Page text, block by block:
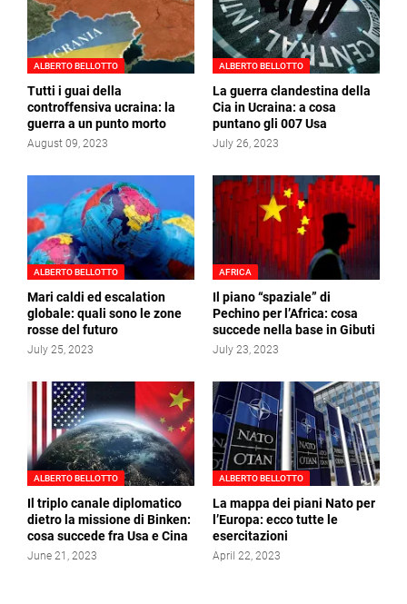
ALBERTO BELLOTTO
Tutti i guai della
controffensiva ucraina: la
guerra a un punto morto
August 09, 2023
ALBERTO BELLOTTO
La guerra clandestina della
Cia in Ucraina: a cosa
puntano gli 007 Usa
July 26, 2023
ALBERTO BELLOTTO
Mari caldi ed escalation
globale: quali sono le zone
rosse del futuro
July 25, 2023
AFRICA
Il piano “spaziale” di
Pechino per l’Africa: cosa
succede nella base in Gibuti
July 23, 2023
ALBERTO BELLOTTO
Il triplo canale diplomatico
dietro la missione di Binken:
cosa succede fra Usa e Cina
June 21, 2023
ALBERTO BELLOTTO
La mappa dei piani Nato per
l’Europa: ecco tutte le
esercitazioni
April 22, 2023